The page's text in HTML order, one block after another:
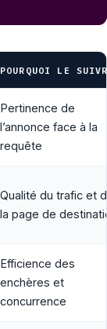
POURQUOI LE
Pertinence de
l’annonce face à la
requête
Qualité du trafic et
la page de
Efficience des
enchères et
concurrence